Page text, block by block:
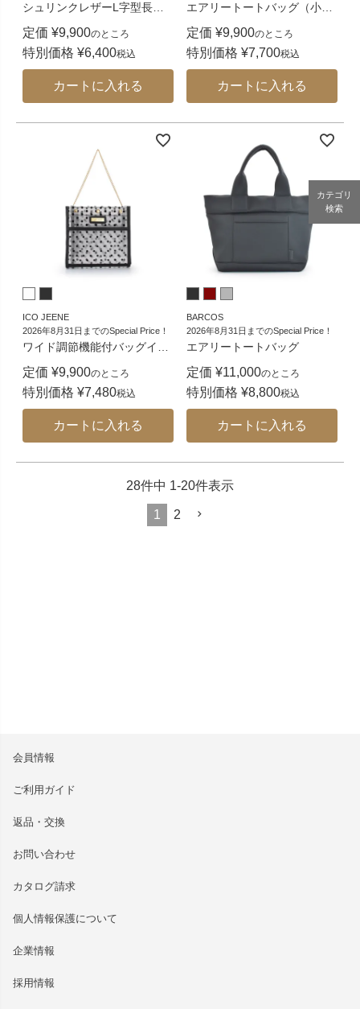
シュリンクレザーL字型長
定価 ¥9,900のところ
特別価格 ¥6,400税込
カートに入れる
エアリートートバッグ（小
定価 ¥9,900のところ
特別価格 ¥7,700税込
カートに入れる
ICO JEENE
2026年8月31日までのSpecial Price！
ワイド調節機能付バッグイ
定価 ¥9,900のところ
特別価格 ¥7,480税込
カートに入れる
BARCOS
2026年8月31日までのSpecial Price！
エアリートートバッグ
定価 ¥11,000のところ
特別価格 ¥8,800税込
カートに入れる
28件中 1-20件表示
1 2
カテゴリ
検索
会員情報
ご利用ガイド
返品・交換
お問い合わせ
カタログ請求
個人情報保護について
企業情報
採用情報